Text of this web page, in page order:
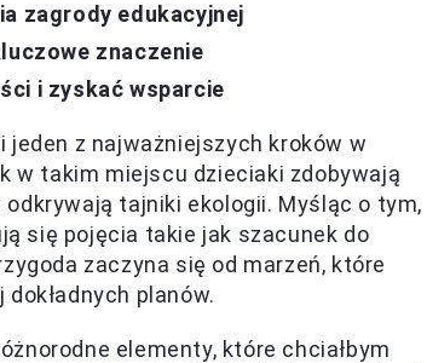
zagrody edukacyjnej
znaczenie
i zyskać wsparcie
jeden z najważniejszych kroków w
w takim miejscu dzieciaki zdobywają
tajniki ekologii. Myśląc o tym,
się pojęcia takie jak szacunek do
zaczyna się od marzeń, które
planów.
elementy, które chciałbym